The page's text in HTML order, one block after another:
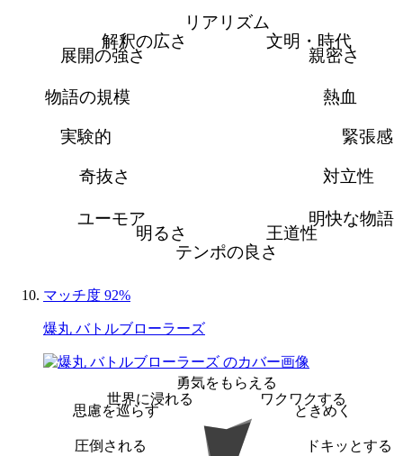
リアリズム
文明・時代
親密さ
熱血
緊張感
対立性
明快な物語
王道性
テンポの良さ
明るさ
ユーモア
奇抜さ
実験的
物語の規模
展開の強さ
解釈の広さ
マッチ度 92%
爆丸 バトルブローラーズ
勇気をもらえる
ワクワクする
ときめく
ドキッとする
圧倒される
思慮を巡らす
世界に浸れる